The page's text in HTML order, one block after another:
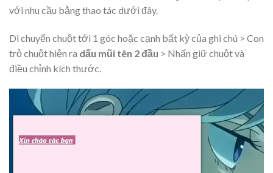
với nhu cầu bằng thao tác dưới đây.
Di chuyển chuột tới 1 góc hoặc cạnh bất kỳ của ghi chú > Con
trỏ chuột hiện ra dấu mũi tên 2 đầu > Nhấn giữ chuột và
điều chỉnh kích thước.